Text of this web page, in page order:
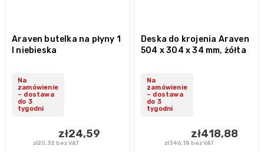
Araven butelka na płyny 1
l niebieska
Na
zamówienie
– dostawa
do 3
tygodni
zł20,32 bez VAT
zł24,59
Deska do krojenia Araven
504 x 304 x 34 mm, żółta
Na
zamówienie
– dostawa
do 3
tygodni
zł346,18 bez VAT
zł418,88